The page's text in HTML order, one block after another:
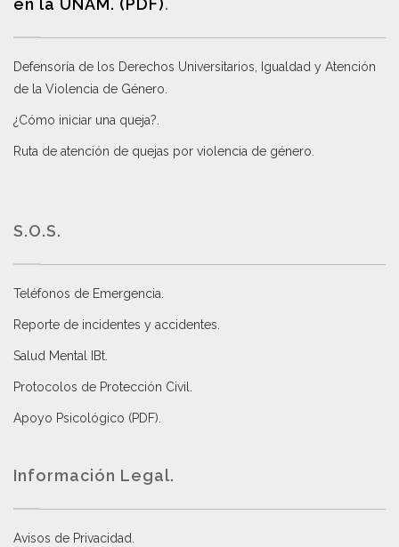
en la UNAM. (PDF).
Defensoría de los Derechos Universitarios, Igualdad y Atención
de la Violencia de Género
¿Cómo iniciar una queja?
Ruta de atención de quejas por violencia de género
S.O.S.
Teléfonos de Emergencia.
Reporte de incidentes y accidentes
Salud Mental IBt
Protocolos de Protección Civil
Apoyo Psicológico (PDF)
Información Legal.
Avisos de Privacidad